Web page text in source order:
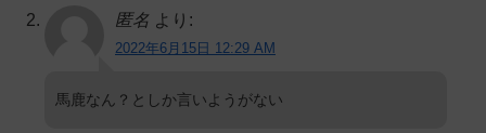
匿名 より:
2022年6月15日 12:29 AM
馬鹿なん？としか言いようがない